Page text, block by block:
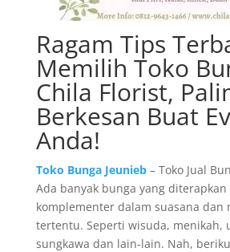
Ragam Tips
Memilih Toko
Chila Florist,
Berkesan Buat
Anda!
Toko Bunga Jeunieb– Toko Jual
Ada banyak bunga yang
komplementer dalam suasana dan
tertentu. Seperti wisuda, menikah,
sungkawa dan lain-lain. Nah,